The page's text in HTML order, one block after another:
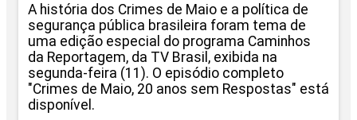
A história dos Crimes de Maio e a política de
segurança pública brasileira foram tema de
uma edição especial do programa Caminhos
da Reportagem, da TV Brasil, exibida na
segunda-feira (11). O episódio completo
"Crimes de Maio, 20 anos sem Respostas" está
disponível.